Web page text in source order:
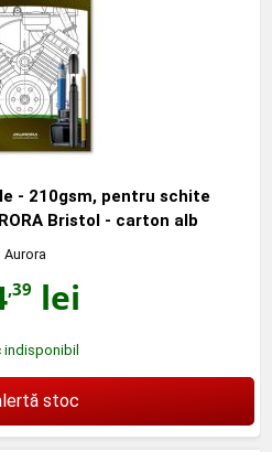
- 210gsm, pentru schite
Bristol - carton alb
Aurora
,39 lei
indisponibil
stoc